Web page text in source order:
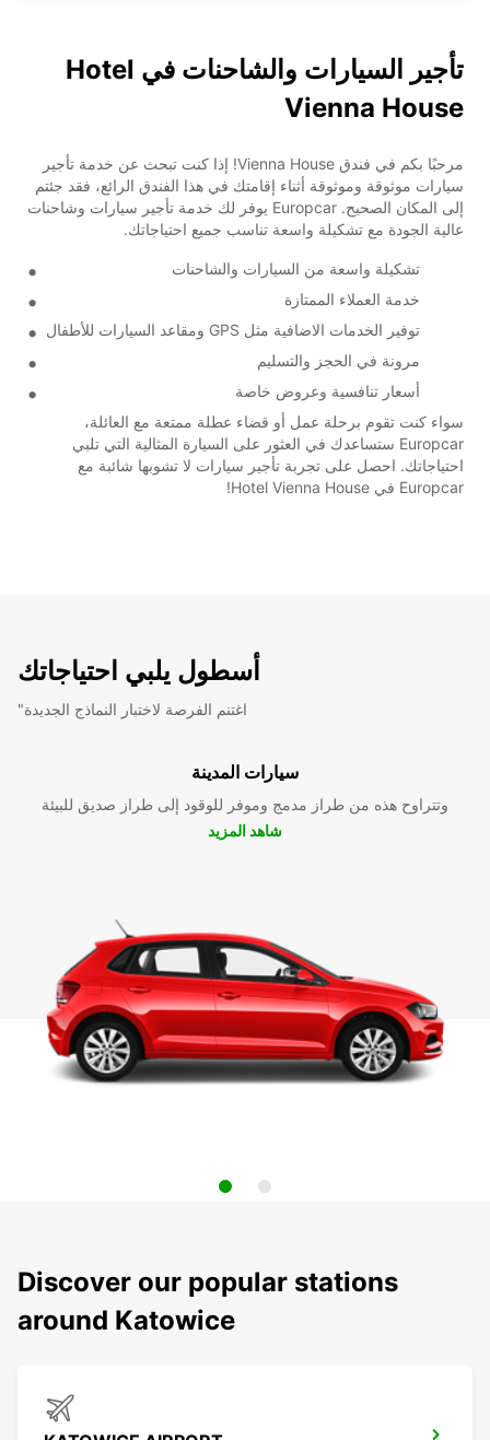
تأجير السيارات والشاحنات في Hotel
Vienna House
مرحبًا بكم في فندق Vienna House! إذا كنت تبحث عن خدمة تأجير
سيارات موثوقة وموثوقة أثناء إقامتك في هذا الفندق الرائع، فقد جئتم
إلى المكان الصحيح. Europcar يوفر لك خدمة تأجير سيارات وشاحنات
عالية الجودة مع تشكيلة واسعة تناسب جميع احتياجاتك.
تشكيلة واسعة من السيارات والشاحنات
خدمة العملاء الممتازة
توفير الخدمات الاضافية مثل GPS ومقاعد السيارات للأطفال
مرونة في الحجز والتسليم
أسعار تنافسية وعروض خاصة
سواء كنت تقوم برحلة عمل أو قضاء عطلة ممتعة مع العائلة،
Europcar ستساعدك في العثور على السيارة المثالية التي تلبي
احتياجاتك. احصل على تجربة تأجير سيارات لا تشوبها شائبة مع
Europcar في Hotel Vienna House!
أسطول يلبي احتياجاتك
"اغتنم الفرصة لاختبار النماذج الجديدة
سيارات المدينة
وتتراوح هذه من طراز مدمج وموفر للوقود إلى طراز صديق للبيئة
شاهد المزيد
Discover our popular stations
around Katowice